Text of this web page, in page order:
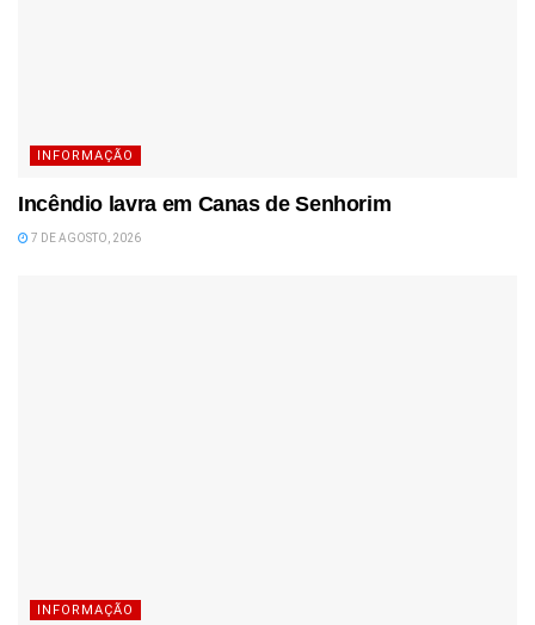
INFORMAÇÃO
Incêndio lavra em Canas de Senhorim
7 DE AGOSTO, 2026
INFORMAÇÃO